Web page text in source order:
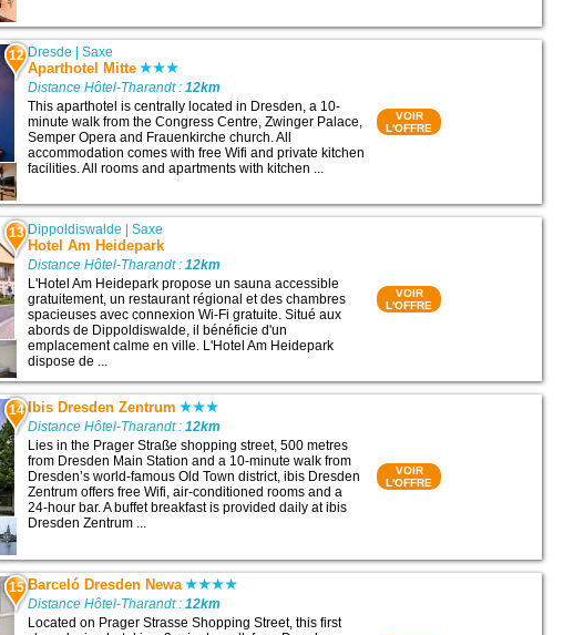
12 Dresde |Saxe
Aparthotel Mitte
Distance Hôtel-Tharandt :12km
This aparthotel is centrally located in Dresden, a 10-
minute walk from the Congress Centre, Zwinger Palace,
Semper Opera and Frauenkirche church. All
accommodation comes with free Wifi and private kitchen
facilities. All rooms and apartments with kitchen ...
VOIR
L'OFFRE
13 Dippoldiswalde |Saxe
Hotel Am Heidepark
Distance Hôtel-Tharandt :12km
L'Hotel Am Heidepark propose un sauna accessible
gratuitement, un restaurant régional et des chambres
spacieuses avec connexion Wi-Fi gratuite. Situé aux
abords de Dippoldiswalde, il bénéficie d'un
emplacement calme en ville. L'Hotel Am Heidepark
dispose de ...
VOIR
L'OFFRE
14 Ibis Dresden Zentrum
Distance Hôtel-Tharandt :12km
Lies in the Prager Straße shopping street, 500 metres
from Dresden Main Station and a 10-minute walk from
Dresden’s world-famous Old Town district, ibis Dresden
Zentrum offers free Wifi, air-conditioned rooms and a
24-hour bar. A buffet breakfast is provided daily at ibis
Dresden Zentrum ...
VOIR
L'OFFRE
15 Barceló Dresden Newa
Distance Hôtel-Tharandt :12km
Located on Prager Strasse Shopping Street, this first